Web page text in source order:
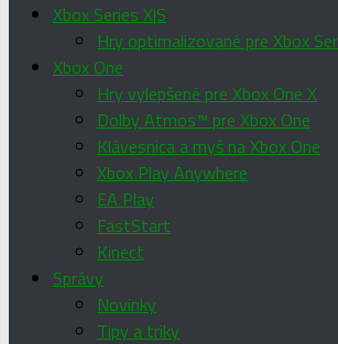
Xbox Series X|S
Hry optimalizované pre Xbox
Xbox One
Hry vylepšené pre Xbox One X
Dolby Atmos™ pre Xbox One
Klávesnica a myš na Xbox One
Xbox Play Anywhere
EA Play
FastStart
Kinect
Správy
Novinky
Tipy a triky